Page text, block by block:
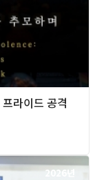
라이드 공격
2026년